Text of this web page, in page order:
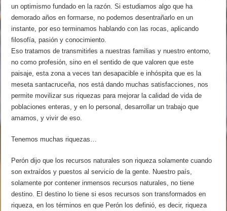
un optimismo fundado en la razón. Si estudiamos algo que ha
demorado años en formarse, no podemos desentrañarlo en un
instante, por eso terminamos hablando con las rocas, aplicando
filosofía, pasión y conocimiento.
Eso tratamos de transmitirles a nuestras familias y nuestro entorno,
no como profesión, sino en el sentido de que valoren que este
paisaje, esta zona a veces tan desapacible e inhóspita que es la
meseta santacruceña, nos está dando muchas satisfacciones, nos
permite movilizar sus riquezas para mejorar la calidad de vida de
poblaciones enteras, y en lo personal, desarrollar un trabajo que
amamos, y vivir de eso.
Tenemos muchas riquezas…
Perón dijo que los recursos naturales son riqueza solamente cuando
son extraídos y puestos al servicio de la gente. Nuestro país,
solamente por contener inmensos recursos naturales, no tiene
destino. El destino lo tiene si esos recursos son transformados en
riqueza, en los términos en que Perón los definió, es decir, riqueza